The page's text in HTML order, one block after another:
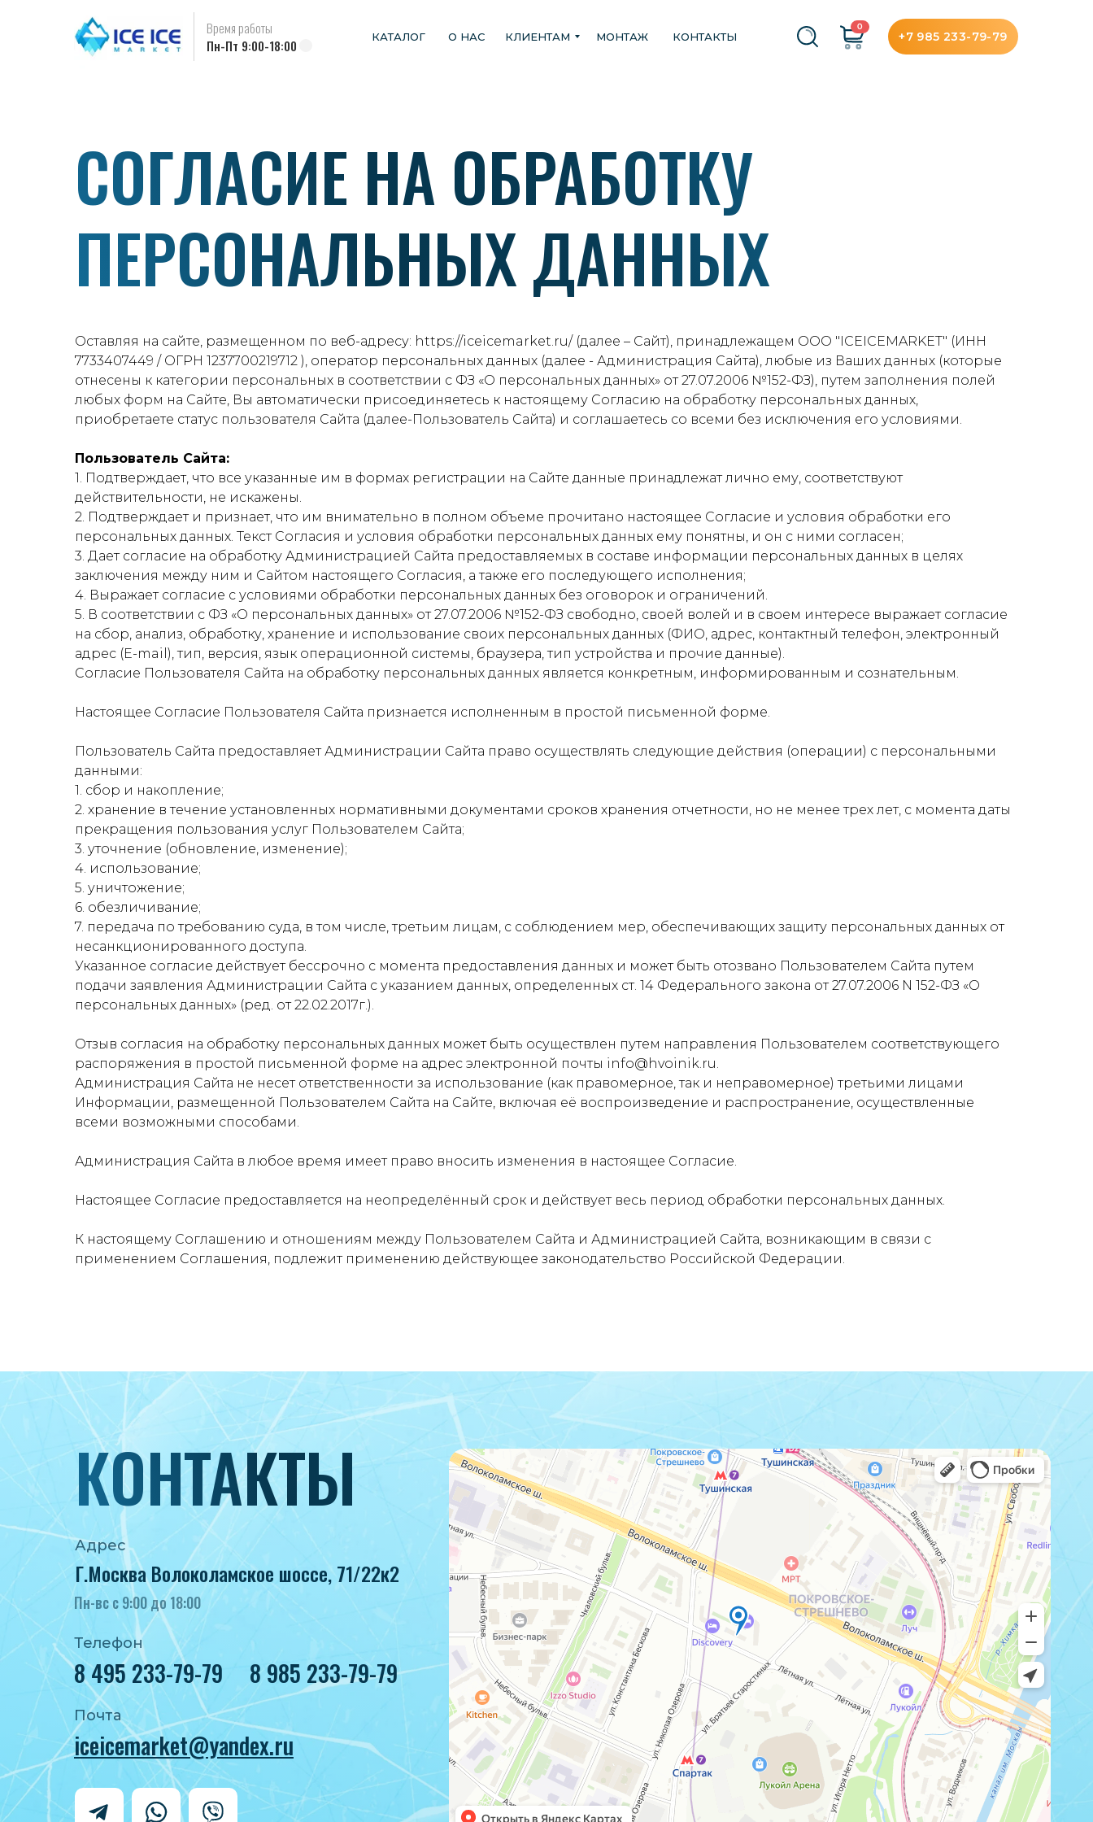
КАТАЛОГ О НАС КЛИЕНТАМ МОНТАЖ КОНТАКТЫ
0
+7 985 233-79-79
Пн-Пт 9:00-18:00
Время работы
СОГЛАСИЕ НА ОБРАБОТКУ
ПЕРСОНАЛЬНЫХ ДАННЫХ
Оставляя на сайте, размещенном по веб-адресу: https://iceicemarket.ru/ (далее – Сайт), принадлежащем ООО "ICEICEMARKET" (ИНН
7733407449 / ОГРН 1237700219712 ), оператор персональных данных (далее - Администрация Сайта), любые из Ваших данных (которые
отнесены к категории персональных в соответствии с ФЗ «О персональных данных» от 27.07.2006 №152-ФЗ), путем заполнения полей
любых форм на Сайте, Вы автоматически присоединяетесь к настоящему Согласию на обработку персональных данных,
приобретаете статус пользователя Сайта (далее-Пользователь Сайта) и соглашаетесь со всеми без исключения его условиями.
Пользователь Сайта:
1. Подтверждает, что все указанные им в формах регистрации на Сайте данные принадлежат лично ему, соответствуют
действительности, не искажены.
2. Подтверждает и признает, что им внимательно в полном объеме прочитано настоящее Согласие и условия обработки его
персональных данных. Текст Согласия и условия обработки персональных данных ему понятны, и он с ними согласен;
3. Дает согласие на обработку Администрацией Сайта предоставляемых в составе информации персональных данных в целях
заключения между ним и Сайтом настоящего Согласия, а также его последующего исполнения;
4. Выражает согласие с условиями обработки персональных данных без оговорок и ограничений.
5. В соответствии с ФЗ «О персональных данных» от 27.07.2006 №152-ФЗ свободно, своей волей и в своем интересе выражает согласие
на сбор, анализ, обработку, хранение и использование своих персональных данных (ФИО, адрес, контактный телефон, электронный
адрес (E-mail), тип, версия, язык операционной системы, браузера, тип устройства и прочие данные).
Согласие Пользователя Сайта на обработку персональных данных является конкретным, информированным и сознательным.
Настоящее Согласие Пользователя Сайта признается исполненным в простой письменной форме.
Пользователь Сайта предоставляет Администрации Сайта право осуществлять следующие действия (операции) с персональными
данными:
1. сбор и накопление;
2. хранение в течение установленных нормативными документами сроков хранения отчетности, но не менее трех лет, с момента даты
прекращения пользования услуг Пользователем Сайта;
3. уточнение (обновление, изменение);
4. использование;
5. уничтожение;
6. обезличивание;
7. передача по требованию суда, в том числе, третьим лицам, с соблюдением мер, обеспечивающих защиту персональных данных от
несанкционированного доступа.
Указанное согласие действует бессрочно с момента предоставления данных и может быть отозвано Пользователем Сайта путем
подачи заявления Администрации Сайта с указанием данных, определенных ст. 14 Федерального закона от 27.07.2006 N 152-ФЗ «О
персональных данных» (ред. от 22.02.2017г.).
Отзыв согласия на обработку персональных данных может быть осуществлен путем направления Пользователем соответствующего
распоряжения в простой письменной форме на адрес электронной почты info@hvoinik.ru.
Администрация Сайта не несет ответственности за использование (как правомерное, так и неправомерное) третьими лицами
Информации, размещенной Пользователем Сайта на Сайте, включая её воспроизведение и распространение, осуществленные
всеми возможными способами.
Администрация Сайта в любое время имеет право вносить изменения в настоящее Согласие.
Настоящее Согласие предоставляется на неопределённый срок и действует весь период обработки персональных данных.
К настоящему Соглашению и отношениям между Пользователем Сайта и Администрацией Сайта, возникающим в связи с
применением Соглашения, подлежит применению действующее законодательство Российской Федерации.
Адрес
Г.Москва Волоколамское шоссе, 71/22к2
Пн-вс с 9:00 до 18:00
Телефон
8 495 233-79-79
Почта
iceicemarket@yandex.ru
8 985 233-79-79
КОНТАКТЫ